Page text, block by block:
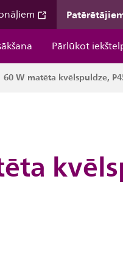
Pārlūkot
60 W matēta kvēlspuldze,